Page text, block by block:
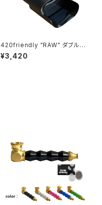
420friendly "RAW" ダブルシ
ョットコーンフィラー 2本同時フ
ィル可能！プレロールメーカー
¥3,420